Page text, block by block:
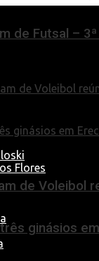
de Futsal –
de Voleibol
ginásios
Flores